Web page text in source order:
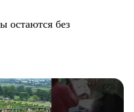
остаются без